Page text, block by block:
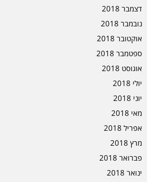
דצמבר 2018
נובמבר 2018
אוקטובר 2018
ספטמבר 2018
אוגוסט 2018
יולי 2018
יוני 2018
מאי 2018
אפריל 2018
מרץ 2018
פברואר 2018
ינואר 2018